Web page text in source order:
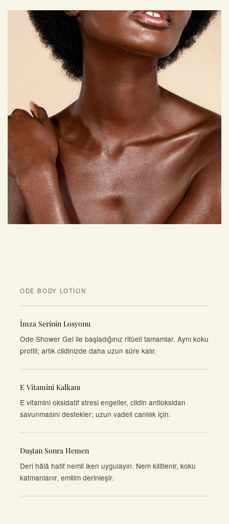
ODE BODY LOTION
İmza Serinin Losyonu
Ode Shower Gel ile başladığınız ritüeli tamamlar. Aynı koku
profili; artık cildinizde daha uzun süre kalır.
E Vitamini Kalkanı
E vitamini oksidatif stresi engeller, cildin antioksidan
savunmasını destekler; uzun vadeli canlılık için.
Duştan Sonra Hemen
Deri hâlâ hafif nemli iken uygulayın. Nem kilitlenir, koku
katmanlanır, emilim derinleşir.